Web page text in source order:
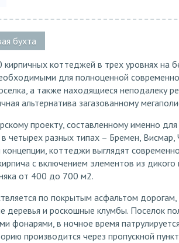
бухта
кирпичных коттеджей в трех уровнях на
для полноценной
а также находящиеся неподалеку
альтернатива загазованному
проекту, составленному именно
четырех разных типах – Бремен, Висмар,
концепции, коттеджи выглядят
с включением элементов из
от 400 до 700 м2.
по покрытым асфальтом
деревья и роскошные клумбы. Поселок
фонарями, в ночное время
производится через пропускной